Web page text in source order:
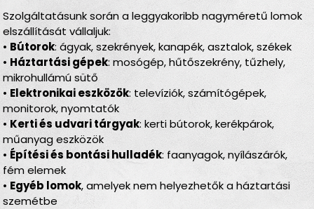
Szolgáltatásunk során a leggyakoribb nagyméretű lomok
elszállítását vállaljuk:
• Bútorok: ágyak, szekrények, kanapék, asztalok, székek
• Háztartási gépek: mosógép, hűtőszekrény, tűzhely,
mikrohullámú sütő
• Elektronikai eszközök: televíziók, számítógépek,
monitorok, nyomtatók
• Kerti és udvari tárgyak: kerti bútorok, kerékpárok,
műanyag eszközök
• Építési és bontási hulladék: faanyagok, nyílászárók,
fém elemek
• Egyéb lomok, amelyek nem helyezhetők a háztartási
szemétbe